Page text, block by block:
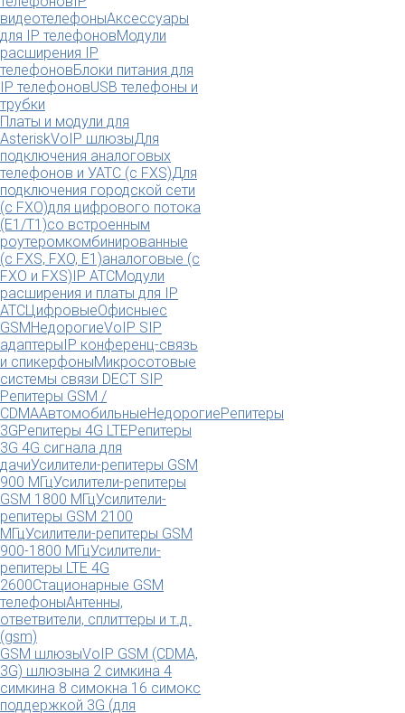
видеотелефоныАксессуары
для IP телефоновМодули
расширения IP
телефоновБлоки питания для
IP телефоновUSB телефоны и
трубки
Платы и модули для
AsteriskVoIP шлюзыДля
подключения аналоговых
телефонов и УАТС (с FXS)Для
подключения городской сети
(с FXO)для цифрового потока
(E1/T1)со встроенным
роутеромкомбинированные
(c FXS, FXO, E1)аналоговые (с
FXO и FXS)IP АТСМодули
расширения и платы для IP
АТСЦифровыеОфисныес
GSMНедорогиеVoIP SIP
адаптерыIP конференц-связь
и спикерфоныМикросотовые
системы связи DECT SIP
Репитеры GSM /
CDMAАвтомобильныеНедорогиеРепитеры
3GРепитеры 4G LTEРепитеры
3G 4G сигнала для
дачиУсилители-репитеры GSM
900 МГцУсилители-репитеры
GSM 1800 МГцУсилители-
репитеры GSM 2100
МГцУсилители-репитеры GSM
900-1800 МГцУсилители-
репитеры LTE 4G
2600Стационарные GSM
телефоныАнтенны,
ответвители, сплиттеры и т.д.
(gsm)
GSM шлюзыVoIP GSM (CDMA,
3G) шлюзына 2 симкина 4
симкина 8 симокна 16 симокс
поддержкой 3G (для